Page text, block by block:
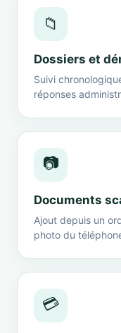
📁
Dossiers et
Suivi
réponses
📷
Documents
Ajout depuis un
photo du
💳